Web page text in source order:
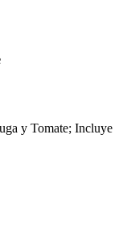
y Tomate; Incluye